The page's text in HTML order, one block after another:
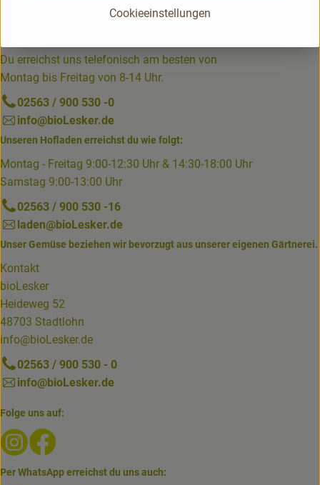
Du erreichst uns telefonisch am besten von
Montag bis Freitag von 8-14 Uhr.
02563 / 900 530 -0
info@bioLesker.de
Unseren Hofladen erreichst du wie folgt:
Montag - Freitag 9:00-12:30 Uhr & 14:30-18:00 Uhr
Samstag 9:00-13:00 Uhr
02563 / 900 530 -16
laden@bioLesker.de
Unser Gemüse beziehen wir bevorzugt aus unserer eigenen Gärtnerei.
Kontakt
bioLesker
Heideweg 52
48703 Stadtlohn
info@bioLesker.de
02563 / 900 530 - 0
info@bioLesker.de
Folge uns auf:
Externer Link zu https://www.instagram.com/biolesker/
Per WhatsApp erreichst du uns auch:
Cookieeinstellungen